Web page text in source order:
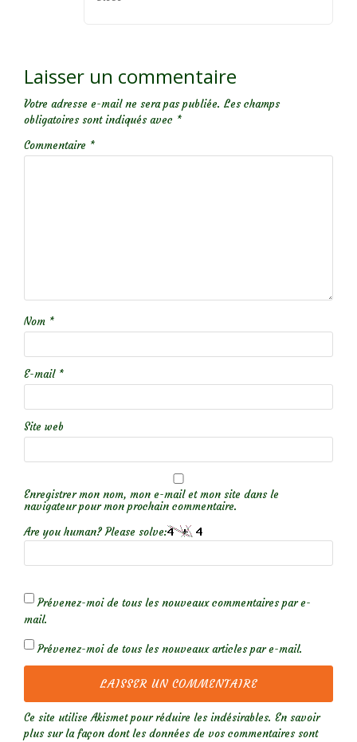
Laisser un commentaire
Votre adresse e-mail ne sera pas publiée. Les champs
obligatoires sont indiqués avec *
Commentaire *
Nom *
E-mail *
Site web
Enregistrer mon nom, mon e-mail et mon site dans le
navigateur pour mon prochain commentaire.
Are you human? Please solve:
Prévenez-moi de tous les nouveaux commentaires par e-
mail.
Prévenez-moi de tous les nouveaux articles par e-mail.
Ce site utilise Akismet pour réduire les indésirables. En savoir
plus sur la façon dont les données de vos commentaires sont